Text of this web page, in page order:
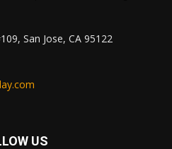
San Jose, CA 95122
US